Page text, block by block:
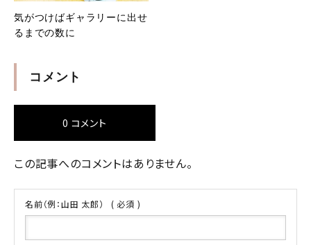
気がつけばギャラリーに出せ
るまでの数に
コメント
0 コメント
この記事へのコメントはありません。
名前（例：山田 太郎） ( 必須 )